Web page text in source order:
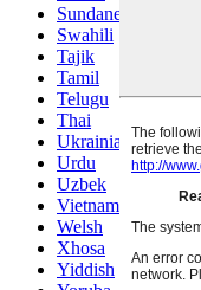
Sundanese
Swahili
Tajik
Tamil
Telugu
Thai
Ukrainian
Urdu
Uzbek
Vietnamese
Welsh
Xhosa
Yiddish